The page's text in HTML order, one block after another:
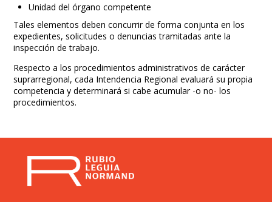
Unidad del órgano competente
Tales elementos deben concurrir de forma conjunta en los
expedientes, solicitudes o denuncias tramitadas ante la
inspección de trabajo.
Respecto a los procedimientos administrativos de carácter
suprarregional, cada Intendencia Regional evaluará su propia
competencia y determinará si cabe acumular -o no- los
procedimientos.